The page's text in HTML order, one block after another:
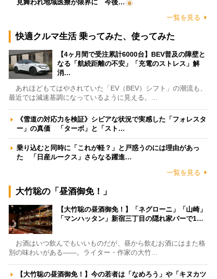
見舞われ地域医療が限界に 今後…
一覧を見る
快適クルマ生活 乗ってみた、使ってみた
【4ヶ月間で受注累計6000台】BEV普及の障壁と
なる「航続距離の不安」「充電のストレス」解
消…
あれほどもてはやされていた「EV（BEV）シフト」の潮流も、
最近では減速基調になっているように見える。…
《雪道の対応力を検証》シビアな状況で実感した「フォレスタ
ー」の真価 「ターボ」と「スト…
乗り込むと同時に「これが軽？」と戸惑うのには理由があっ
た 「日産ルークス」さらなる躍進…
一覧を見る
大竹聡の「昼酒御免！」
【大竹聡の昼酒御免！】「ネグローニ」「山崎」
「マンハッタン」新宿三丁目の隠れ家バーで1…
お酒はいつ飲んでもいいものだが、昼から飲むお酒にはまた格
別の味わいがある――。ライター・作家の大竹…
【大竹聡の昼酒御免！】今の若者は「なめろう」や「キヌカツ